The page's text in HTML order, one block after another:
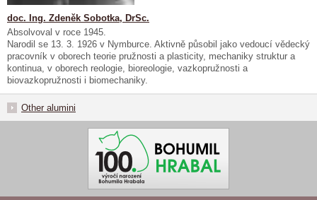
doc. Ing. Zdeněk Sobotka, DrSc.
Absolvoval v roce 1945.
Narodil se 13. 3. 1926 v Nymburce. Aktivně působil jako vedoucí vědecký
pracovník v oborech teorie pružnosti a plasticity, mechaniky struktur a
kontinua, v oborech reologie, bioreologie, vazkopružnosti a
biovazkopružnosti i biomechaniky.
Other alumini